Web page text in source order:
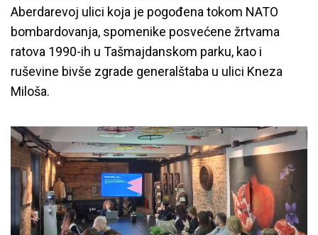
Aberdarevoj ulici koja je pogođena tokom NATO
bombardovanja, spomenike posvećene žrtvama
ratova 1990-ih u Tašmajdanskom parku, kao i
ruševine bivše zgrade generalštaba u ulici Kneza
Miloša.